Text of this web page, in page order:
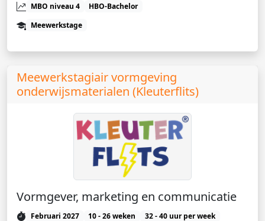
MBO niveau 4
HBO-Bachelor
Meewerkstage
Meewerkstagiair vormgeving
onderwijsmaterialen (Kleuterflits)
Vormgever, marketing en communicatie
Februari 2027 10 - 26 weken 32 - 40 uur per week